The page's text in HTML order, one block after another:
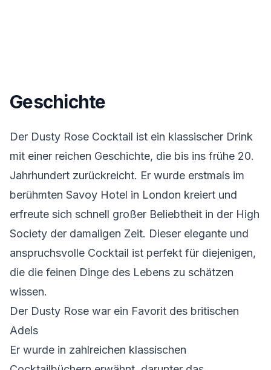
Geschichte
Der Dusty Rose Cocktail ist ein klassischer Drink
mit einer reichen Geschichte, die bis ins frühe 20.
Jahrhundert zurückreicht. Er wurde erstmals im
berühmten Savoy Hotel in London kreiert und
erfreute sich schnell großer Beliebtheit in der High
Society der damaligen Zeit. Dieser elegante und
anspruchsvolle Cocktail ist perfekt für diejenigen,
die die feinen Dinge des Lebens zu schätzen
wissen.
Der Dusty Rose war ein Favorit des britischen
Adels
Er wurde in zahlreichen klassischen